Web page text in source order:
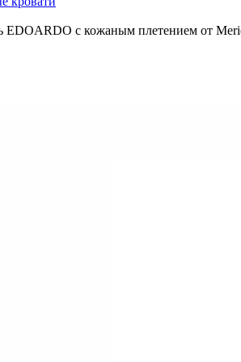
EDOARDO с кожаным плетением от